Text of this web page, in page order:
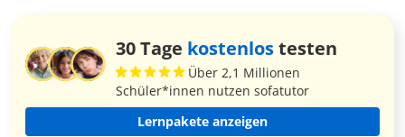
30 Tage kostenlostesten
Über 2,1 Millionen
Schüler*innen nutzen sofatutor
Lernpakete anzeigen